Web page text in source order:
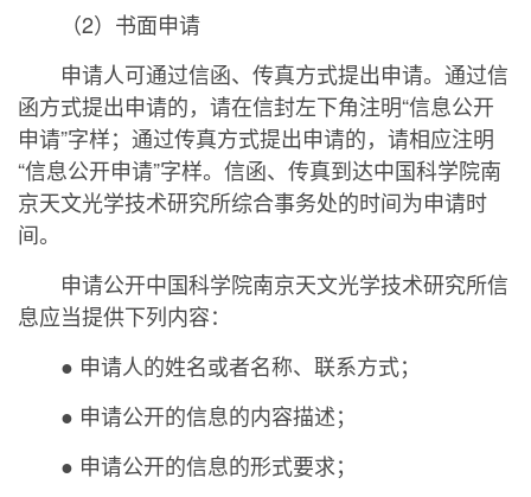
（2）书面申请
申请人可通过信函、传真方式提出申请。通过信
函方式提出申请的，请在信封左下角注明“信息公开
申请”字样；通过传真方式提出申请的，请相应注明
“信息公开申请”字样。信函、传真到达中国科学院南
京天文光学技术研究所综合事务处的时间为申请时
间。
申请公开中国科学院南京天文光学技术研究所信
息应当提供下列内容：
● 申请人的姓名或者名称、联系方式；
● 申请公开的信息的内容描述；
● 申请公开的信息的形式要求；